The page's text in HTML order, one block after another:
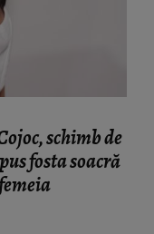
schimb de
fosta soacră